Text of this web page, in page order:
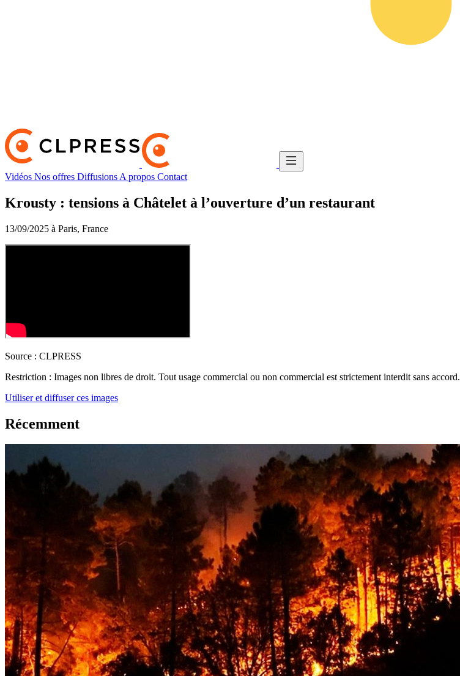
Vidéos Nos offres Diffusions A propos Contact
Krousty : tensions à Châtelet à l’ouverture d’un restaurant
13/09/2025 à Paris, France
Source : CLPRESS
Restriction : Images non libres de droit. Tout usage commercial ou non commercial est strictement interdit sans accord.
Utiliser et diffuser ces images
Récemment